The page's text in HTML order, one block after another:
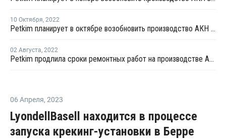
10 Октября, 2022
Petkim планирует в октябре возобновить производство АКН в Алиаге
02 Августа, 2022
Petkim продлила сроки ремонтных работ на производстве АКН в Алиаге
06 Апреля, 2023
LyondellBasell находится в процессе
запуска крекинг-установки в Берре